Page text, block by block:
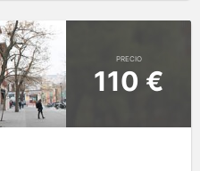
PRECIO
110 €